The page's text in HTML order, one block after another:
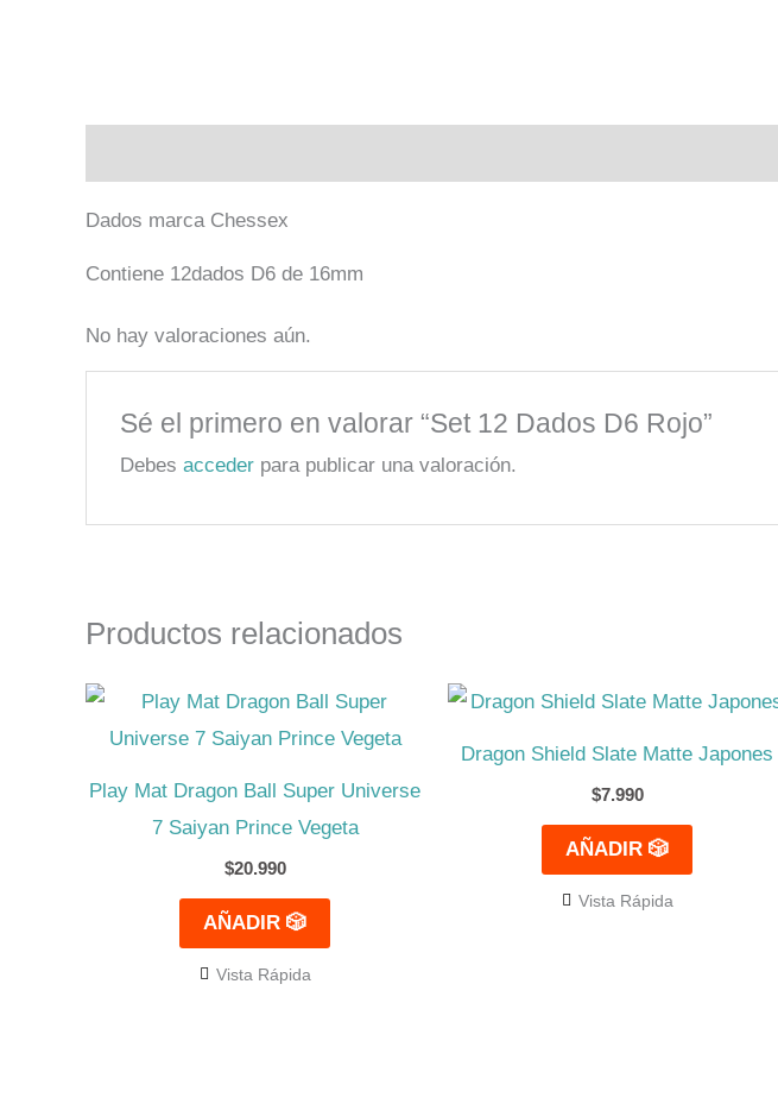
Dados marca Chessex
Contiene 12dados D6 de 16mm
No hay valoraciones aún.
Sé el primero en valorar “Set 12 Dados D6 Rojo”
Debesacceder para publicar una valoración.
Productos relacionados
Play Mat Dragon Ball Super Universe
7 Saiyan Prince Vegeta
$20.990
AÑADIR 🎲
Vista Rápida
Dragon Shield Slate Matte Japones
$7.990
AÑADIR 🎲
Vista Rápida